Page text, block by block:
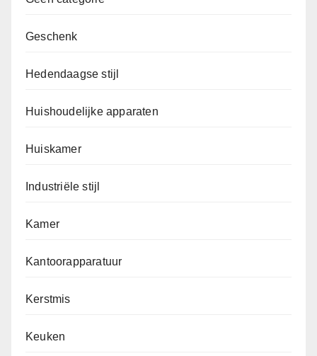
Geschenk
Hedendaagse stijl
Huishoudelijke apparaten
Huiskamer
Industriële stijl
Kamer
Kantoorapparatuur
Kerstmis
Keuken